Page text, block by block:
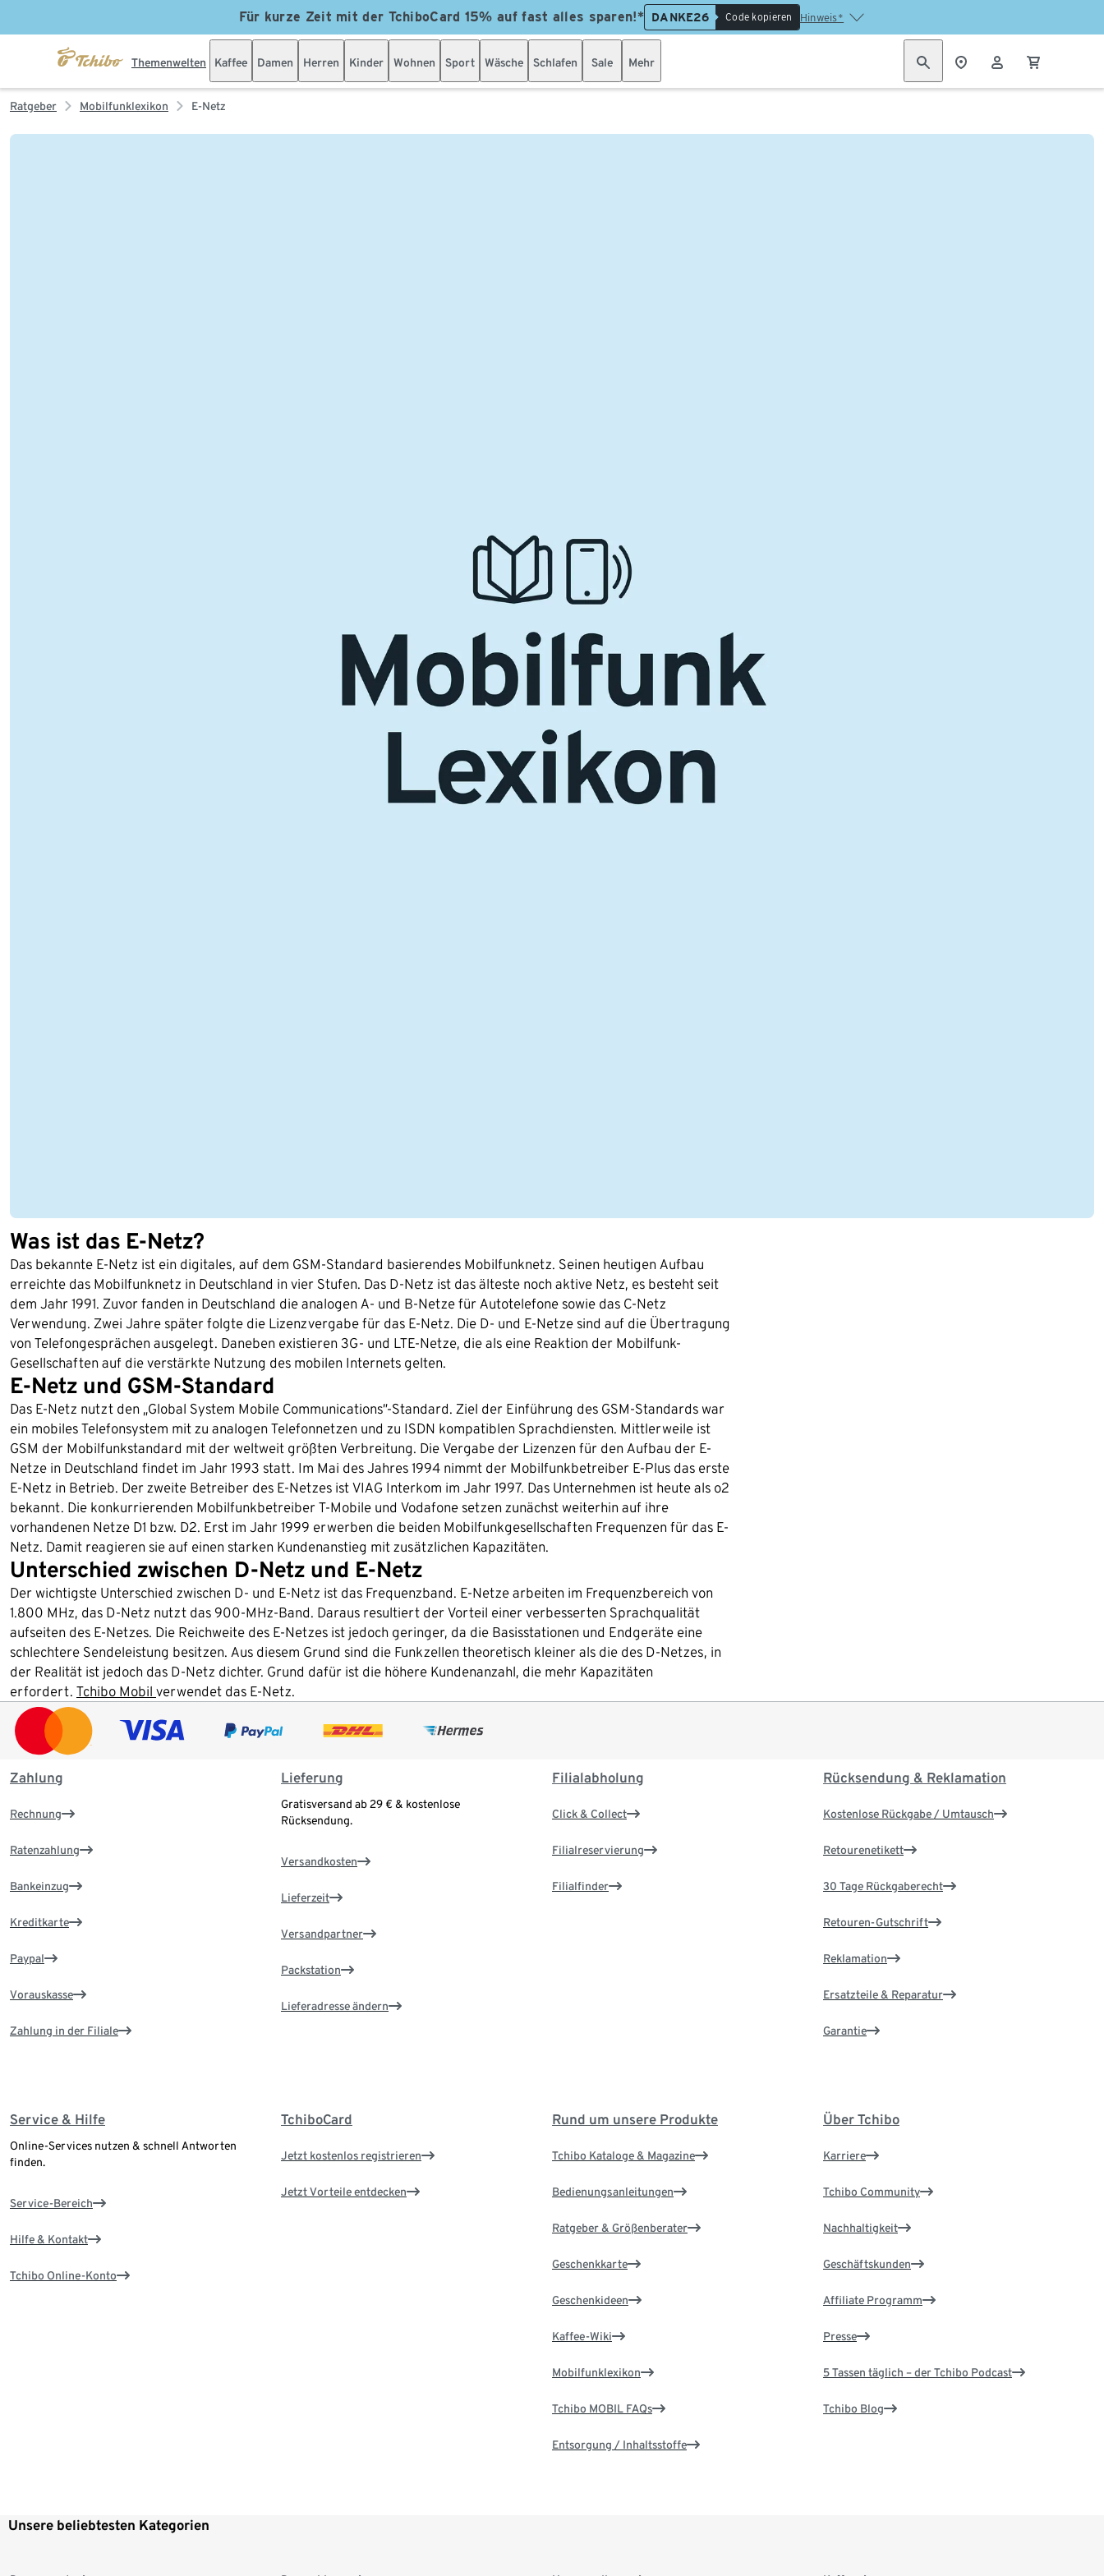
Für kurze Zeit mit der TchiboCard 15% auf fast alles sparen!* DANKE26 Code kopieren Hinweis*
Themenwelten Kaffee Damen Herren Kinder Wohnen Sport Wäsche Schlafen Sale Mehr
Ratgeber Mobilfunklexikon E-Netz
Was ist das E-Netz?
Das bekannte E-Netz ist ein digitales, auf dem GSM-Standard basierendes Mobilfunknetz. Seinen heutigen Aufbau
erreichte das Mobilfunknetz in Deutschland in vier Stufen. Das D-Netz ist das älteste noch aktive Netz, es besteht seit
dem Jahr 1991. Zuvor fanden in Deutschland die analogen A- und B-Netze für Autotelefone sowie das C-Netz
Verwendung. Zwei Jahre später folgte die Lizenzvergabe für das E-Netz. Die D- und E-Netze sind auf die Übertragung
von Telefongesprächen ausgelegt. Daneben existieren 3G- und LTE-Netze, die als eine Reaktion der Mobilfunk-
Gesellschaften auf die verstärkte Nutzung des mobilen Internets gelten.
E-Netz und GSM-Standard
Das E-Netz nutzt den „Global System Mobile Communications”-Standard. Ziel der Einführung des GSM-Standards war
ein mobiles Telefonsystem mit zu analogen Telefonnetzen und zu ISDN kompatiblen Sprachdiensten. Mittlerweile ist
GSM der Mobilfunkstandard mit der weltweit größten Verbreitung. Die Vergabe der Lizenzen für den Aufbau der E-
Netze in Deutschland findet im Jahr 1993 statt. Im Mai des Jahres 1994 nimmt der Mobilfunkbetreiber E-Plus das erste
E-Netz in Betrieb. Der zweite Betreiber des E-Netzes ist VIAG Interkom im Jahr 1997. Das Unternehmen ist heute als o2
bekannt. Die konkurrierenden Mobilfunkbetreiber T-Mobile und Vodafone setzen zunächst weiterhin auf ihre
vorhandenen Netze D1 bzw. D2. Erst im Jahr 1999 erwerben die beiden Mobilfunkgesellschaften Frequenzen für das E-
Netz. Damit reagieren sie auf einen starken Kundenanstieg mit zusätzlichen Kapazitäten.
Unterschied zwischen D-Netz und E-Netz
Der wichtigste Unterschied zwischen D- und E-Netz ist das Frequenzband. E-Netze arbeiten im Frequenzbereich von
1.800 MHz, das D-Netz nutzt das 900-MHz-Band. Daraus resultiert der Vorteil einer verbesserten Sprachqualität
aufseiten des E-Netzes. Die Reichweite des E-Netzes ist jedoch geringer, da die Basisstationen und Endgeräte eine
schlechtere Sendeleistung besitzen. Aus diesem Grund sind die Funkzellen theoretisch kleiner als die des D-Netzes, in
der Realität ist jedoch das D-Netz dichter. Grund dafür ist die höhere Kundenanzahl, die mehr Kapazitäten
erfordert. Tchibo Mobil verwendet das E-Netz.
Zahlung
Rechnung
Ratenzahlung
Bankeinzug
Kreditkarte
Paypal
Vorauskasse
Zahlung in der Filiale
Lieferung
Gratisversand ab 29 € & kostenlose
Rücksendung.
Versandkosten
Lieferzeit
Versandpartner
Packstation
Lieferadresse ändern
Filialabholung
Click & Collect
Filialreservierung
Filialfinder
Rücksendung & Reklamation
Kostenlose Rückgabe / Umtausch
Retourenetikett
30 Tage Rückgaberecht
Retouren-Gutschrift
Reklamation
Ersatzteile & Reparatur
Garantie
Service & Hilfe
Online-Services nutzen & schnell Antworten
finden.
Service-Bereich
Hilfe & Kontakt
Tchibo Online-Konto
TchiboCard
Jetzt kostenlos registrieren
Jetzt Vorteile entdecken
Rund um unsere Produkte
Tchibo Kataloge & Magazine
Bedienungsanleitungen
Ratgeber & Größenberater
Geschenkkarte
Geschenkideen
Kaffee-Wiki
Mobilfunklexikon
Tchibo MOBIL FAQs
Entsorgung / Inhaltsstoffe
Über Tchibo
Karriere
Tchibo Community
Nachhaltigkeit
Geschäftskunden
Affiliate Programm
Presse
5 Tassen täglich – der Tchibo Podcast
Tchibo Blog
Unsere beliebtesten Kategorien